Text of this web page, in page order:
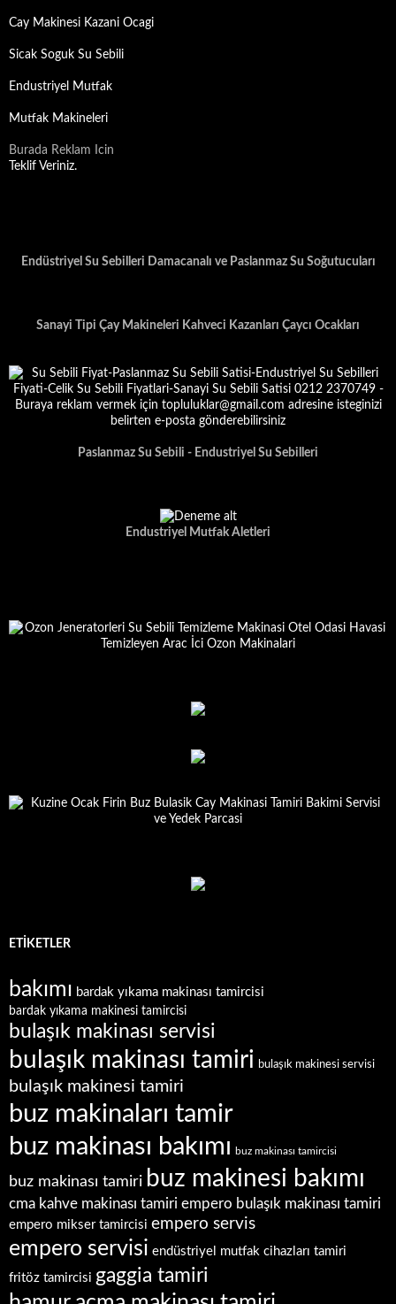
Cay Makinesi Kazani Ocagi
Sicak Soguk Su Sebili
Endustriyel Mutfak
Mutfak Makineleri
Burada Reklam Icin
Teklif Veriniz.
Endüstriyel Su Sebilleri Damacanalı ve Paslanmaz Su Soğutucuları
Sanayi Tipi Çay Makineleri Kahveci Kazanları Çaycı Ocakları
Paslanmaz Su Sebili - Endustriyel Su Sebilleri
Endustriyel Mutfak Aletleri
ETIKETLER
bakımı bardak yıkama makinası tamircisi
bardak yıkama makinesi tamircisi
bulaşık makinası servisi
bulaşık makinası tamiri bulaşık makinesi servisi
bulaşık makinesi tamiri
buz makinaları tamir
buz makinası bakımı buz makinası tamircisi
buz makinası tamiri buz makinesi bakımı
cma kahve makinası tamiri empero bulaşık makinası tamiri
empero mikser tamircisi empero servis
empero servisi endüstriyel mutfak cihazları tamiri
fritöz tamircisi gaggia tamiri